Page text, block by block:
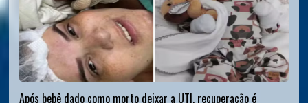
Após bebê dado como morto deixar a UTI, recuperação é